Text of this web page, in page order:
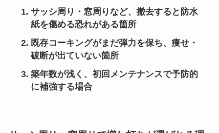
サッシ周り・窓周りなど、撤去すると防水
紙を傷める恐れがある箇所
既存コーキングがまだ弾力を保ち、痩せ・
破断が出ていない箇所
築年数が浅く、初回メンテナンスで予防的
に補強する場合